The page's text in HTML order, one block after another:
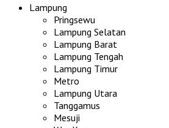
Lampung
Pringsewu
Lampung Selatan
Lampung Barat
Lampung Tengah
Lampung Timur
Metro
Lampung Utara
Tanggamus
Mesuji